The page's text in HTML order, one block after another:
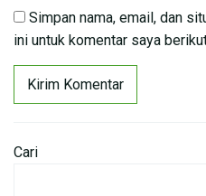
Simpan nama, email, dan
ini untuk komentar saya
Cari